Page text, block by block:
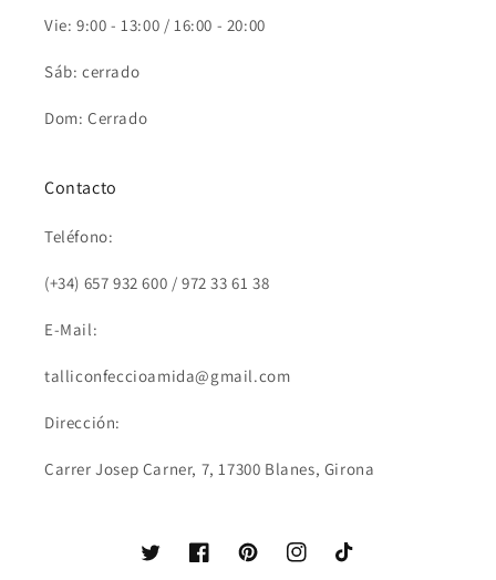
Vie: 9:00 - 13:00 / 16:00 - 20:00
Sáb: cerrado
Dom: Cerrado
Contacto
Teléfono:
(+34) 657 932 600 / 972 33 61 38
E-Mail:
talliconfeccioamida@gmail.com
Dirección:
Carrer Josep Carner, 7, 17300 Blanes, Girona
TwitterFacebookPinterestInstagramTikTok